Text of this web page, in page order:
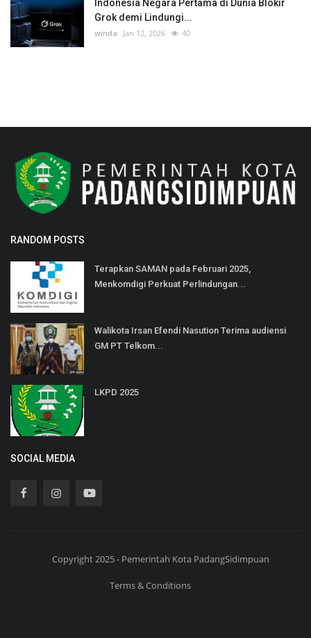
Indonesia Negara Pertama di Dunia Blokir
Grok demi Lindungi...
winda Jan 12, 2026 40
RANDOM POSTS
Terapkan SAMAN pada Februari 2025,
Menkomdigi Perkuat Perlindungan...
Walikota Irsan Efendi Nasution Terima audiensi
GM PT Telkom...
LKPD 2025
SOCIAL MEDIA
Copyright 2025 - Pemerintah Kota PadangSidimpuan
Terms & Conditions